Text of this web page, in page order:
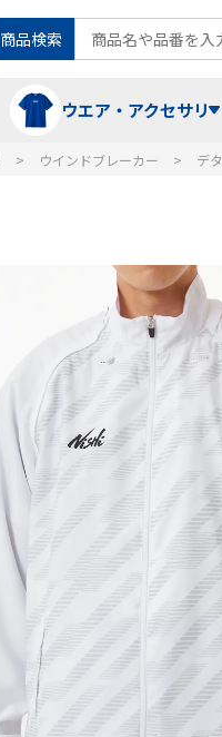
商品検索
ウエア・アクセサリ
ランニングシャツ・パンツ
スウェット
コート
グラウンド用品
フォーム・動きづくり
メディシンボール
ウインドブレーカー デ